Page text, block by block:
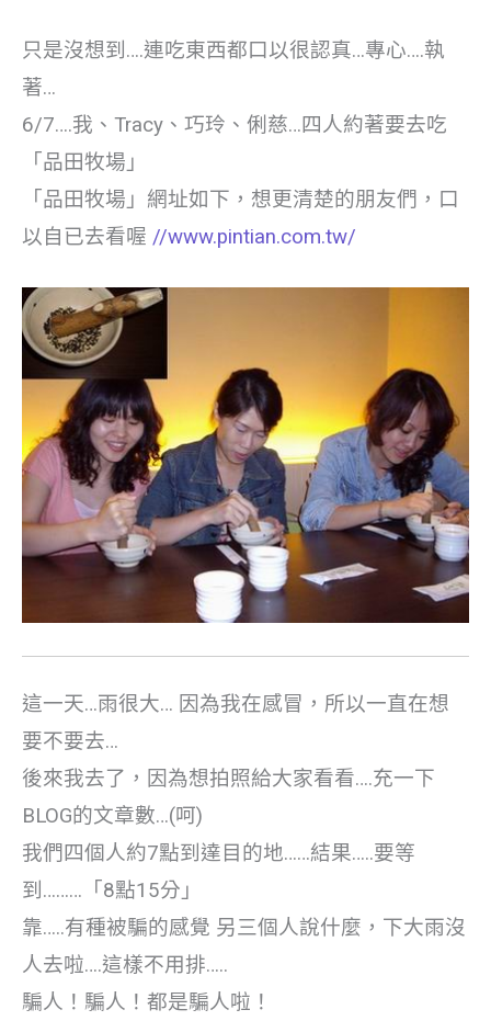
只是沒想到….連吃東西都口以很認真…專心….執
著…
6/7….我、Tracy、巧玲、俐慈…四人約著要去吃
「品田牧場」
「品田牧場」網址如下，想更清楚的朋友們，口
以自已去看喔 //www.pintian.com.tw/
這一天…雨很大… 因為我在感冒，所以一直在想
要不要去…
後來我去了，因為想拍照給大家看看….充一下
BLOG的文章數…(呵)
我們四個人約7點到達目的地……結果…..要等
到………「8點15分」
靠…..有種被騙的感覺 另三個人說什麼，下大雨沒
人去啦….這樣不用排…..
騙人！騙人！都是騙人啦！